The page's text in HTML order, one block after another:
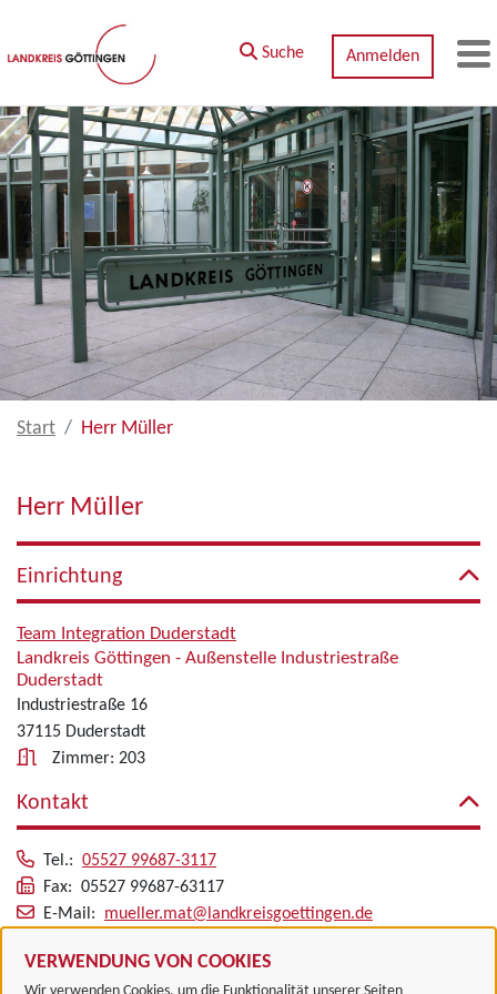
Zum Hauptinhalt springen
VERWENDUNG VON COOKIES
Suche Anmelden
Start Herr Müller
Herr Müller
Einrichtung
Team Integration Duderstadt
Landkreis Göttingen - Außenstelle Industriestraße
Duderstadt
Industriestraße 16
37115 Duderstadt
Zimmer: 203
Kontakt
Tel.: 05527 99687-3117
Fax: 05527 99687-63117
E-Mail: mueller.mat@landkreisgoettingen.de
Alle zugeordneten Einrichtungen